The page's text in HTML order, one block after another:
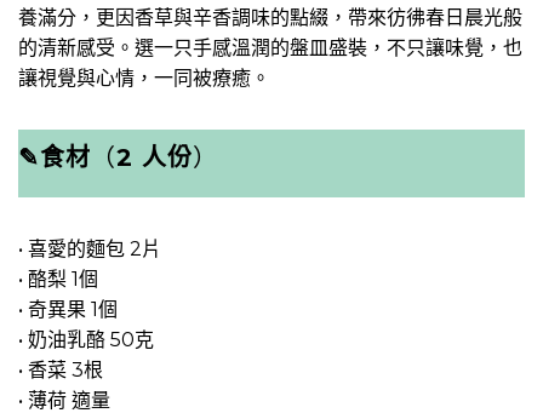
養滿分，更因香草與辛香調味的點綴，帶來彷彿春日晨光般
的清新感受。選一只手感溫潤的盤皿盛裝，不只讓味覺，也
讓視覺與心情，一同被療癒。
✎食材 （2 人份）
• 喜愛的麵包 2片
• 酪梨 1個
• 奇異果 1個
• 奶油乳酪 50克
• 香菜 3根
• 薄荷 適量